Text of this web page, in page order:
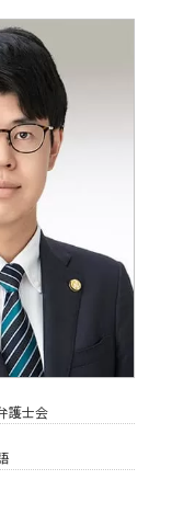
護士会